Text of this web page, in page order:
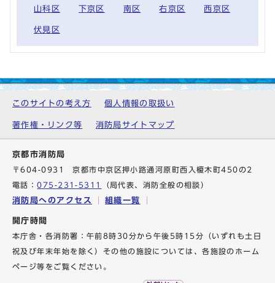
山科区 下京区 南区 右京区 西京区
伏見区
このサイトの考え方 個人情報の取扱い
著作権・リンク等 消防局サイトマップ
京都市消防局
〒604-0931 京都市中京区押小路通河原町西入榎木町450の2
電話：075-231-5311 （局代表、消防全般の相談）
消防局へのアクセス 組織一覧
開庁時間
本庁舎・各消防署：午前8時30分から午後5時15分（いずれも土日
祝及び年末年始を除く）その他の施設については、各施設のホーム
ページ等をご覧ください。